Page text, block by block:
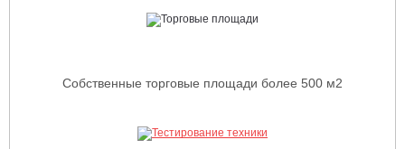
Собственные торговые площади более 500 м2